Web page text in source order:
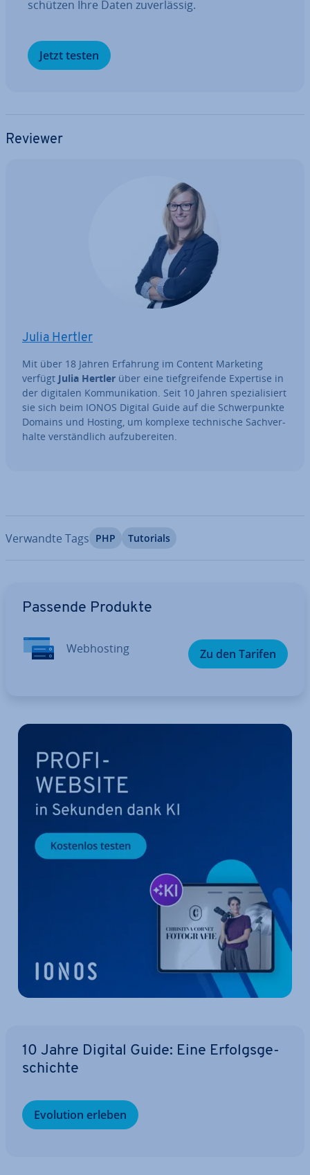
schützen Ihre Daten zu­ver­läs­sig.
Jetzt testen
Reviewer
Julia Hertler
Mit über 18 Jahren Erfahrung im Content Marketing
verfügt Julia Hertler über eine tief­grei­fen­de Expertise in
der digitalen Kom­mu­ni­ka­ti­on. Seit 10 Jahren spe­zia­li­siert
sie sich beim IONOS Digital Guide auf die Schwer­punk­te
Domains und Hosting, um komplexe tech­ni­sche Sach­ver­
hal­te ver­ständ­lich auf­zu­be­rei­ten.
Verwandte Tags PHP Tutorials
Passende Produkte
Web­hos­ting Zu den Tarifen
10 Jahre Digital Guide: Eine Er­folgs­ge­
schich­te
Evolution erleben